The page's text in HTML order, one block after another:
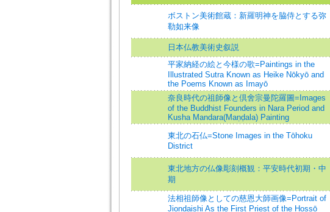
ボストン美術館蔵：新羅明神を脇侍とする弥
勒如来像
日本仏教美術史叙説
平家納経の絵と今様の歌=Paintings in the
Illustrated Sutra Known as Heike Nōkyō and
the Poems Known as Imayō
奈良時代の祖師像と倶舍宗曼陀羅圖=Images
of the Buddhist Founders in Nara Period and
Kusha Mandara(Maṇḍala) Painting
東北の石仏=Stone Images in the Tōhoku
District
東北地方の仏像彫刻概観：平安時代初期・中
期
法相祖師像としての慈恩大師画像=Portrait of
Jiondaishi As the First Priest of the Hossō